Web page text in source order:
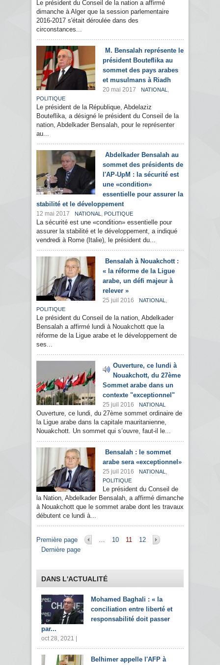
Le président du Conseil de la nation a affirmé
dimanche à Alger que la session parlementaire
2016-2017 s'était déroulée dans des
circonstances...
M. Bensalah représente le
président Bouteflika au
sommet des pays arabes
et musulmans à Riadh
20 mai 2017 NATIONAL ,
POLITIQUE
Le président de la République, Abdelaziz
Bouteflika, a désigné le président du Conseil de la
nation, Abdelkader Bensalah, pour le représenter
au...
Abdelkader Bensalah au
sommet des présidents de
l'AP-UpM : la sécurité est
une «condition»
essentielle pour assurer la
stabilité et le développement
12 mai 2017 NATIONAL , POLITIQUE
La sécurité est une «condition» essentielle pour
assurer la stabilité et le développement, a indiqué
vendredi à Rome (Italie), le président du...
Bensalah à Nouakchott :
« la réforme de la Ligue
arabe, un défi majeur à
relever »
25 juil 2016 NATIONAL ,
POLITIQUE
Le président du Conseil de la nation, Abdelkader
Bensalah a affirmé lundi à Nouakchott que la
réforme de la Ligue arabe et le développement de
ses...
Ouverture, ce lundi à
Nouakchott, du 27ème
Sommet arabe dans un
contexte "exceptionnel"
25 juil 2016 NATIONAL
Ouverture, ce lundi, du 27ème sommet ordinaire de
la Ligue arabe dans la capitale mauritanienne,
Nouakchott. Un sommet qui s’ouvre, faut-il le...
Bensalah : le sommet
arabe sera «exceptionnel»
25 juil 2016 NATIONAL ,
POLITIQUE
Le président du Conseil de
la Nation, Abdelkader Bensalah, a affirmé dimanche
à Nouakchott que le sommet arabe dont les travaux
débutent ce lundi à...
Pages
Première page … 10 11
12
Dernière page
DANS L'ACTUALITÉ
Mohamed Baghali : « la
conciliation entre liberté et
responsabilité doit passer
par...
oct 28, 2021 |
Belhimer appelle l'AFP à